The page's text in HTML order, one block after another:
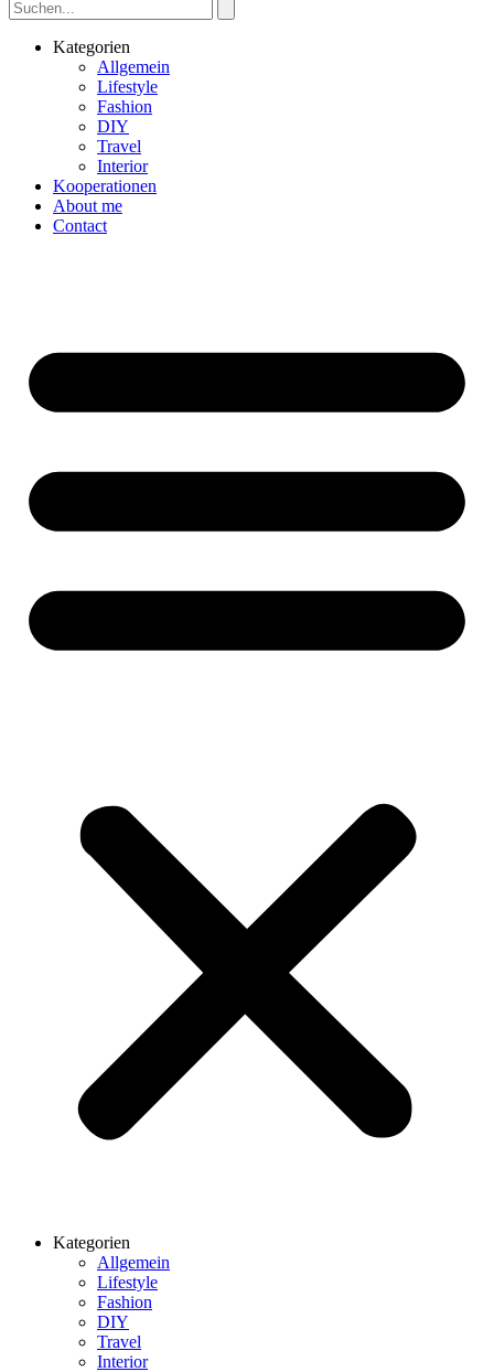
Kategorien
Allgemein
Lifestyle
Fashion
DIY
Travel
Interior
Kooperationen
About me
Contact
Kategorien
Allgemein
Lifestyle
Fashion
DIY
Travel
Interior